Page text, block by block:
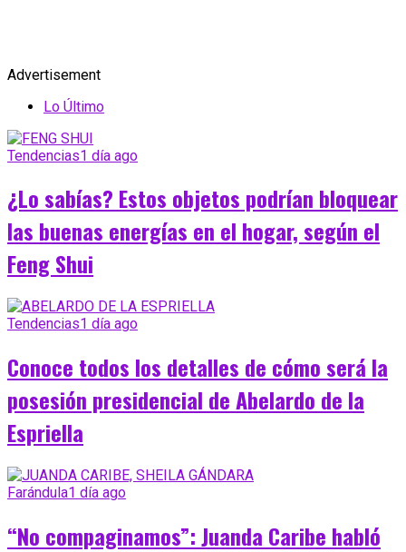
Advertisement
Lo Último
Tendencias1 día ago
¿Lo sabías? Estos objetos podrían bloquear
las buenas energías en el hogar, según el
Feng Shui
Tendencias1 día ago
Conoce todos los detalles de cómo será la
posesión presidencial de Abelardo de la
Espriella
Farándula1 día ago
“No compaginamos”: Juanda Caribe habló